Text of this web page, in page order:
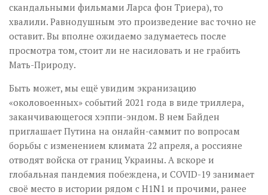
скандальными фильмами Ларса фон Триера), то
хвалили. Равнодушным это произведение вас точно не
оставит. Вы вполне ожидаемо задумаетесь после
просмотра том, стоит ли не насиловать и не грабить
Мать-Природу.
Быть может, мы ещё увидим экранизацию
«околовоенных» событий 2021 года в виде триллера,
заканчивающегося хэппи-эндом. В нем Байден
приглашает Путина на онлайн-саммит по вопросам
борьбы с изменением климата 22 апреля, а россияне
отводят войска от границ Украины. А вскоре и
глобальная пандемия побеждена, и COVID-19 занимает
своё место в истории рядом с H1N1 и прочими, ранее